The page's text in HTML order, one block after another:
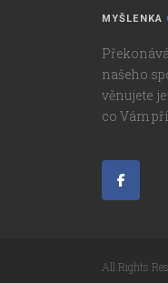
MYŠLENKA
našeho
věnujete
co Vám
All Rights